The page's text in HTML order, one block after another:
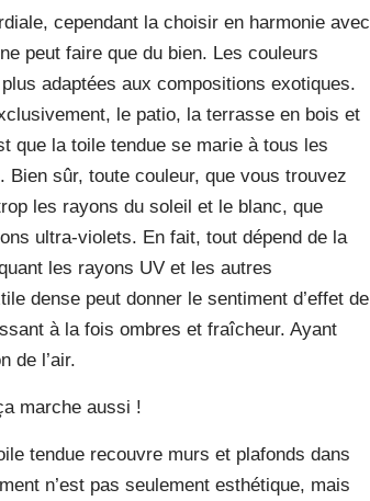
cependant la choisir en harmonie avec
peut faire que du bien. Les couleurs
adaptées aux compositions exotiques.
le patio, la terrasse en bois et
que la toile tendue se marie à tous les
sûr, toute couleur, que vous trouvez
les rayons du soleil et le blanc, que
ultra-violets. En fait, tout dépend de la
les rayons UV et les autres
dense peut donner le sentiment d’effet de
à la fois ombres et fraîcheur. Ayant
de l’air.
marche aussi !
tendue recouvre murs et plafonds dans
n’est pas seulement esthétique, mais